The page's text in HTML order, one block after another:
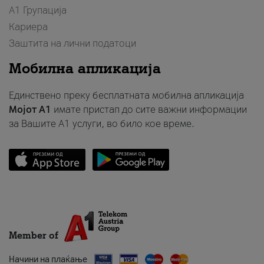
А1 Групација
Кариера
Заштита на лични податоци
Мобилна апликација
Единствено преку бесплатната мобилна апликација
Мојот A1 имате пристап до сите важни информации
за Вашите A1 услуги, во било кое време.
Member of
Начини на плаќање